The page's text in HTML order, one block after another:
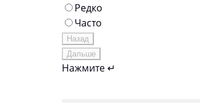
Редко
Часто
Назад
Дальше
Нажмите ↵